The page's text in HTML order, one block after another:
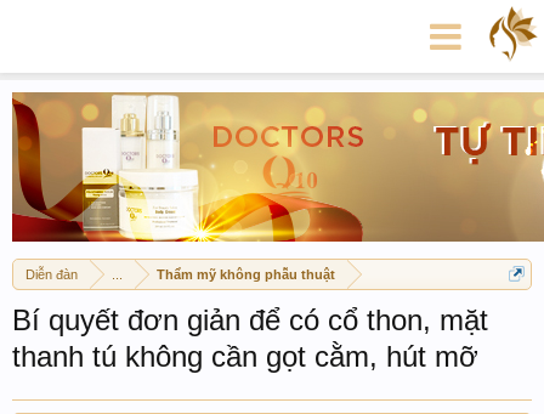
Diễn đàn Thẩm mỹ không phẫu thuật
Bí quyết đơn giản để có cổ thon, mặt
thanh tú không cần gọt cằm, hút mỡ